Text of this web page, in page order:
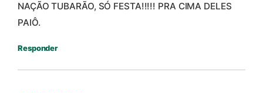
NAÇÃO TUBARÃO, SÓ FESTA!!!!! PRA CIMA DELES
PAIÔ.
Responder